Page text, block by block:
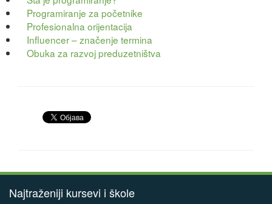
Programiranje za početnike
Profesionalna orijentacija
Influencer – značenje termina
Obuka za razvoj preduzetništva
Najtraženiji kursevi i škole